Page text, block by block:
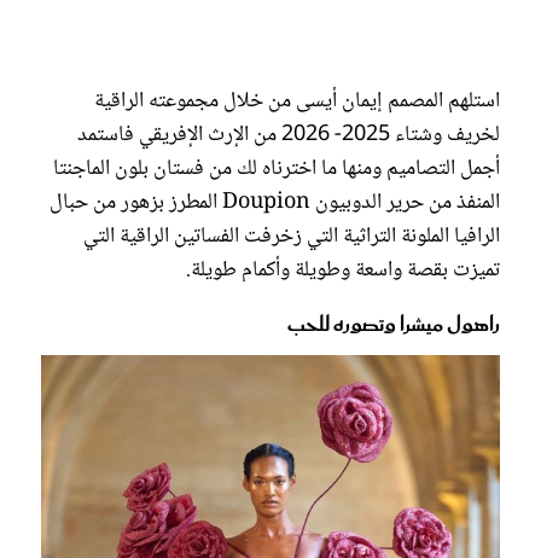
استلهم المصمم إيمان أيسى من خلال مجموعته الراقية
لخريف وشتاء 2025- 2026 من الإرث الإفريقي فاستمد
أجمل التصاميم ومنها ما اخترناه لك من فستان بلون الماجنتا
المنفذ من حرير الدوبيون Doupion المطرز بزهور من حبال
الرافيا الملونة التراثية التي زخرفت الفساتين الراقية التي
تميزت بقصة واسعة وطويلة وأكمام طويلة.
راهول ميشرا وتصوره للحب